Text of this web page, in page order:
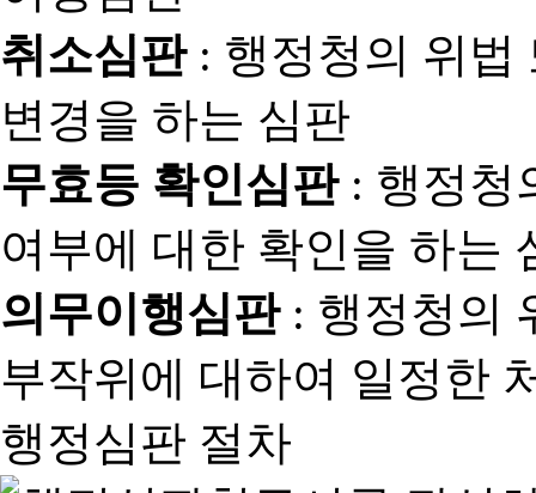
취소심판: 행정청의 위법
변경을 하는 심판
무효등 확인심판: 행정청
여부에 대한 확인을 하는
의무이행심판: 행정청의
부작위에 대하여 일정한
행정심판 절차